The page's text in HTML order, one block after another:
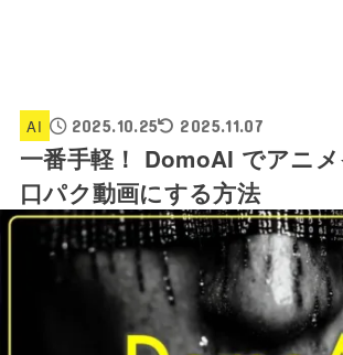
AI 2025.10.25 2025.11.07
一番手軽！ DomoAI でアニ
口パク動画にする方法